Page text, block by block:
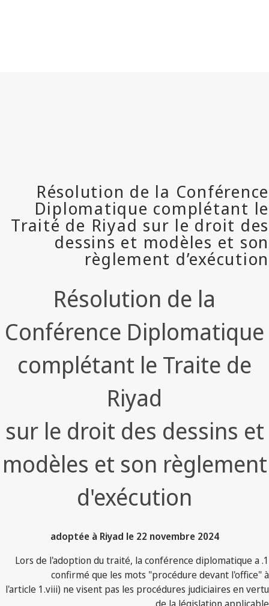
Résolution de la
Conférence Diplomatique
complétant le Traite de
Riyad
sur le droit des dessins et
modèles et son règlement
d'exécution
adoptée à Riyad le 22 novembre 2024
1. Lors de l'adoption du traité, la conférence diplomatique a
confirmé que les mots "procédure devant l'office" à
l'article 1.viii) ne visent pas les procédures judiciaires en vertu